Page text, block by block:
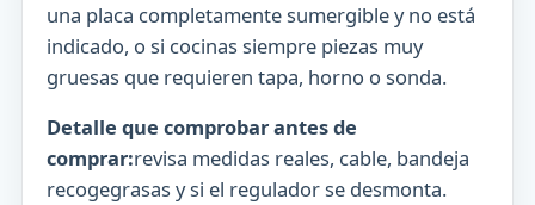
una placa completamente sumergible y no está
indicado, o si cocinas siempre piezas muy
gruesas que requieren tapa, horno o sonda.
Detalle que comprobar antes de
comprar:revisa medidas reales, cable, bandeja
recogegrasas y si el regulador se desmonta.